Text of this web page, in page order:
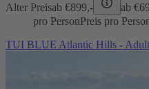
Alter Preisab €899,- ab €
pro PersonPreis pro
TUI BLUE Atlantic Hills -